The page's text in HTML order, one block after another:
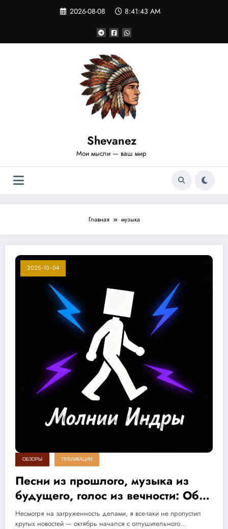
2026-08-08 8:41:43 AM
Shevanez
Мои мысли — ваш мир
Главная музыка
2025-10-04
ОБЗОРЫ ПУБЛИКАЦИИ
Песни из прошлого, музыка из
будущего, голос из вечности: Об
альбоме «Молнии Индры»
Несмотря на загруженность делами, я все-таки не пропустил
крутых новостей — октябрь начался с оглушительного…